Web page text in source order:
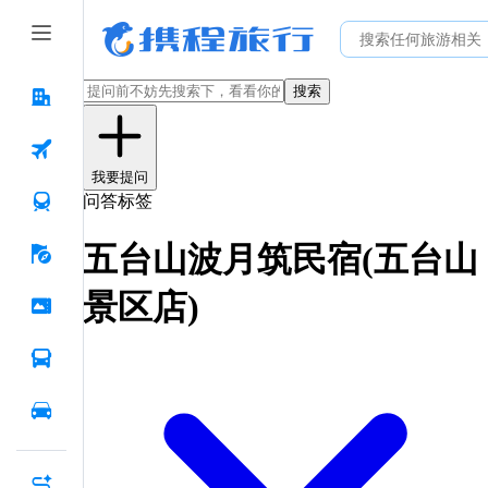
搜索
我要提问
问答标签
五台山波月筑民宿(五台山
景区店)